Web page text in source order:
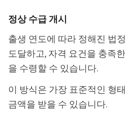
정상 수급 개시
출생 연도에 따라 정해진 법
도달하고, 자격 요건을 충족
을 수령할 수 있습니다.
이 방식은 가장 표준적인 형
금액을 받을 수 있습니다.